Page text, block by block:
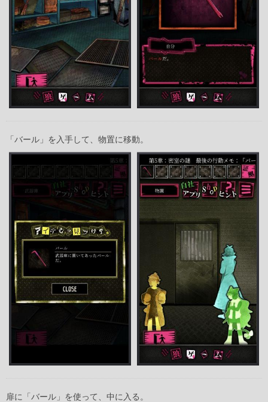
「バール」を入手して、物置に移動。
扉に「バール」を使って、中に入る。